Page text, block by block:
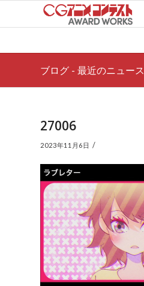
ブログ - 最近のニュース
27006
2023年11月6日 /